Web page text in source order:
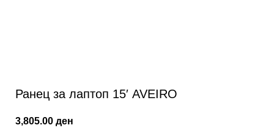
Ранец за лаптоп 15′ AVEIRO
3,805.00 ден